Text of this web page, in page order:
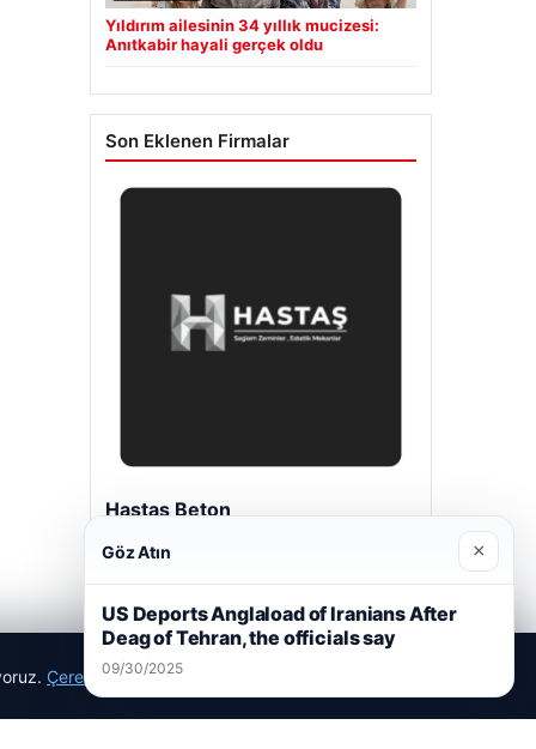
Yıldırım ailesinin 34 yıllık mucizesi:
Anıtkabir hayali gerçek oldu
Son Eklenen Firmalar
Hastaş Beton
Çerez Politikamız
Göz Atın ×
US Deports Anglaload of Iranians After
Deag of Tehran, the officials say
09/30/2025